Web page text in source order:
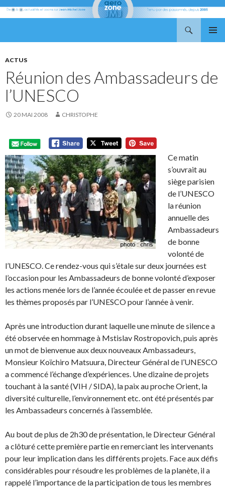
CONTENU
ACTUS
Réunion des Ambassadeurs de
l’UNESCO
20 MAI 2008 CHRISTOPHE
Ce matin
s’ouvrait au
siège parisien
de l’UNESCO
la réunion
annuelle des
Ambassadeurs
de bonne
volonté de
l’UNESCO. Ce rendez-vous qui s’étale sur deux journées est
l’occasion pour les Ambassadeurs de bonne volonté d’exposer
les actions menée lors de l’année écoulée et de passer en revue
les thèmes proposés par l’UNESCO pour l’année à venir.
Après une introduction durant laquelle une minute de silence a
été observée en hommage à Mstislav Rostropovich, puis après
un mot de bienvenue aux deux nouveaux Ambassadeurs,
Monsieur Koïchiro Matsuura, Directeur Général de l’UNESCO
a commencé l’échange d’expériences. Une dizaine de projets
touchant à la santé (VIH / SIDA), la paix au proche Orient, la
diversité culturelle, l’environnement etc. ont été présentés par
les Ambassadeurs concernés à l’assemblée.
Au bout de plus de 2h30 de présentation, le Directeur Général
a clôturé cette première partie en remerciant les intervenants
pour leur implication dans les différents projets. Face aux défis
considérables pour résoudre les problèmes de la planète, il a
rappelé l’importance de la participation de tous les membres